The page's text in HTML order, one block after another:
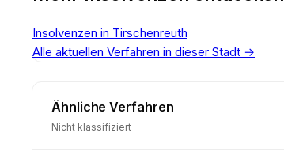
Insolvenzen in Tirschenreuth
Alle aktuellen Verfahren in dieser Stadt →
Ähnliche Verfahren
Nicht klassifiziert